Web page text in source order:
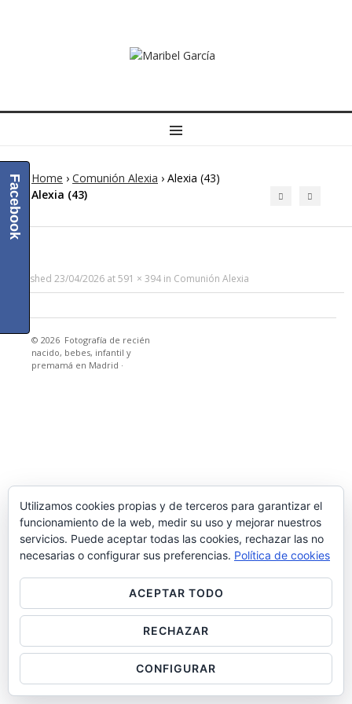
MENU
Home › Comunión Alexia › Alexia (43)
Alexia (43)
Published 23/04/2026 at591 × 394 in Comunión Alexia
© 2026 Fotografía de recién
nacido, bebes, infantil y
premamá en Madrid ·
Facebook
Utilizamos cookies propias y de terceros para garantizar el
funcionamiento de la web, medir su uso y mejorar nuestros
servicios. Puede aceptar todas las cookies, rechazar las no
necesarias o configurar sus preferencias. Política de cookies
ACEPTAR TODO
RECHAZAR
CONFIGURAR